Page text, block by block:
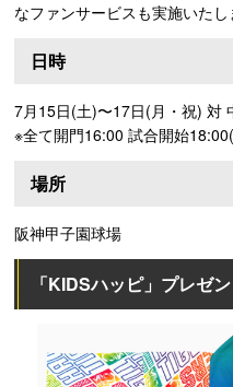
なファンサービスも実施いたし
日時
7月15日(土)〜17日(月・祝) 対
※全て開門16:00 試合開始
場所
阪神甲子園球場
「KIDSハッピ」プレゼン